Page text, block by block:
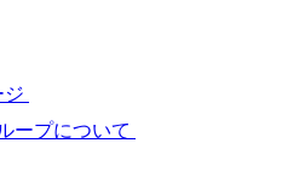
ジ
ープについて